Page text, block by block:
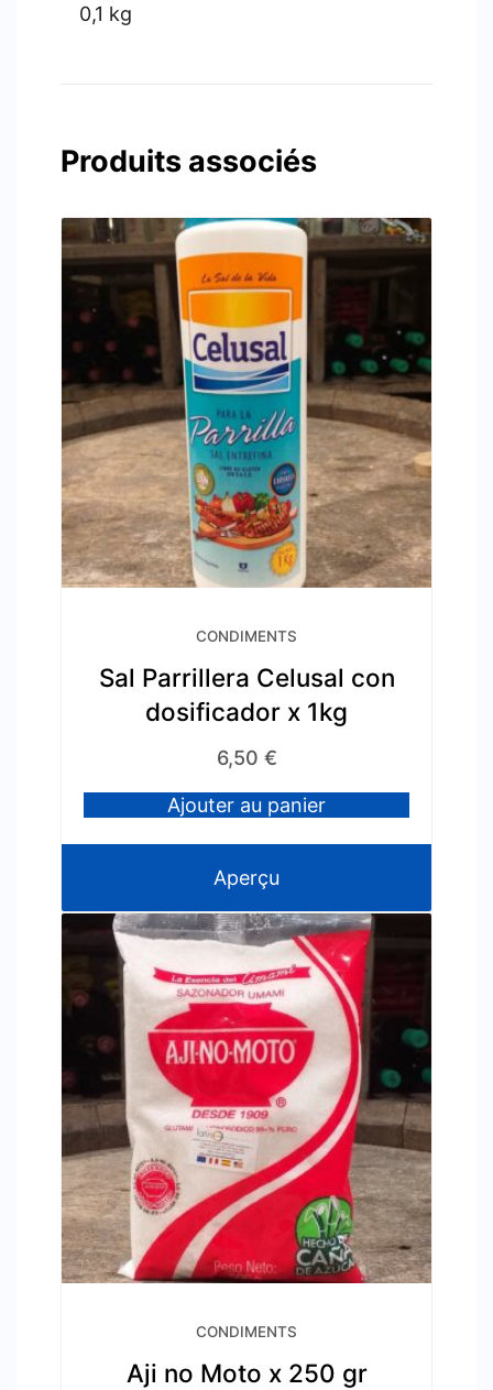
0,1 kg
Produits associés
CONDIMENTS
Sal Parrillera Celusal con
dosificador x 1kg
6,50 €
Ajouter au panier
Aperçu
CONDIMENTS
Aji no Moto x 250 gr